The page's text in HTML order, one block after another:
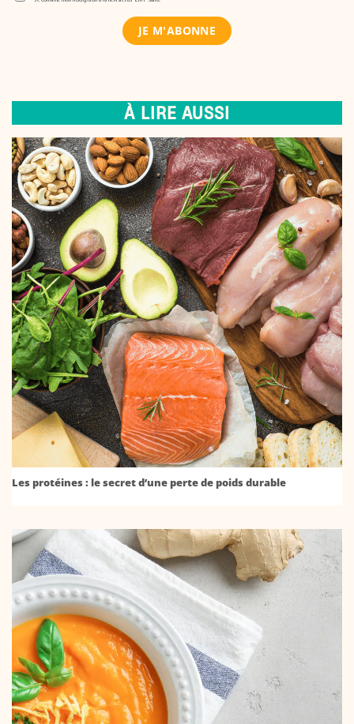
À LIRE AUSSI
Les protéines : le secret d’une perte de poids durable